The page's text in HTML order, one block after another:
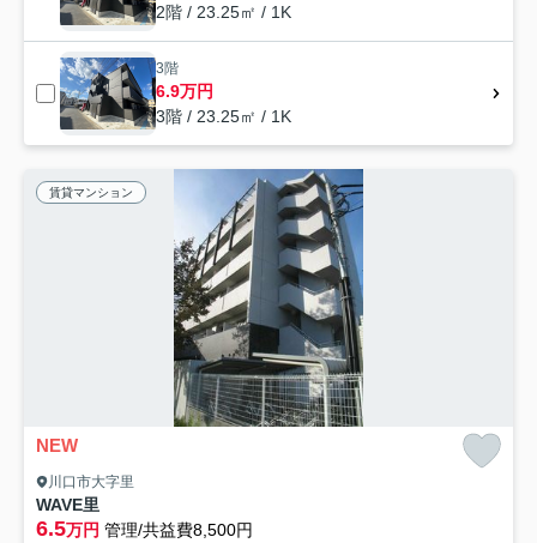
2階 / 23.25㎡ / 1K
3階
6.9万円
3階 / 23.25㎡ / 1K
賃貸マンション
NEW
川口市大字里
WAVE里
6.5万円 管理/共益費8,500円